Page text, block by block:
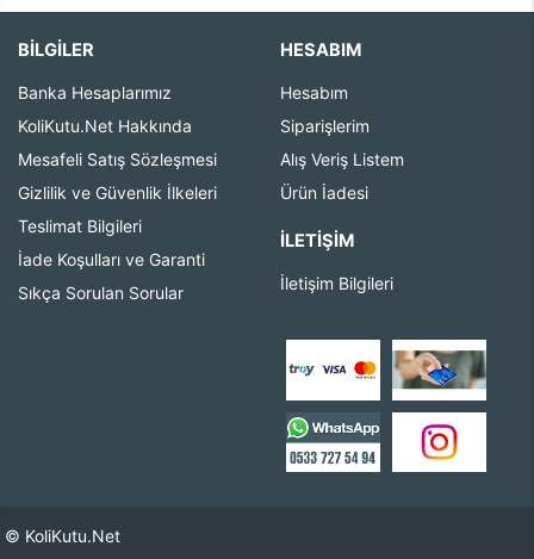
BİLGİLER
Banka Hesaplarımız
KoliKutu.Net Hakkında
Mesafeli Satış Sözleşmesi
Gizlilik ve Güvenlik İlkeleri
Teslimat Bilgileri
İade Koşulları ve Garanti
Sıkça Sorulan Sorular
HESABIM
Hesabım
Siparişlerim
Alış Veriş Listem
Ürün İadesi
İLETIŞIM
İletişim Bilgileri
© KoliKutu.Net